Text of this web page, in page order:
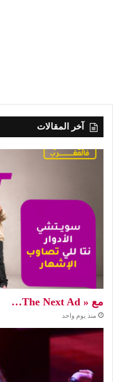
آخر المقالات
مع « The Next Ad…
منذ يوم واحد